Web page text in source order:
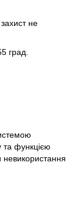
не
град.
та функцією